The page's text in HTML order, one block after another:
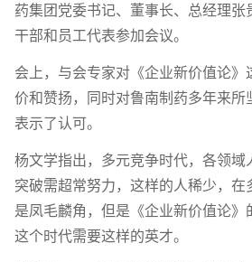
药集团党委书记、董事长、总经理张
干部和员工代表参加会议。
会上，与会专家对《企业新价值论
价和赞扬，同时对鲁南制药多年来所
表示了认可。
杨文学指出，多元竞争时代，各领域
突破需超常努力，这样的人稀少，在
是凤毛麟角，但是《企业新价值论》
这个时代需要这样的英才。